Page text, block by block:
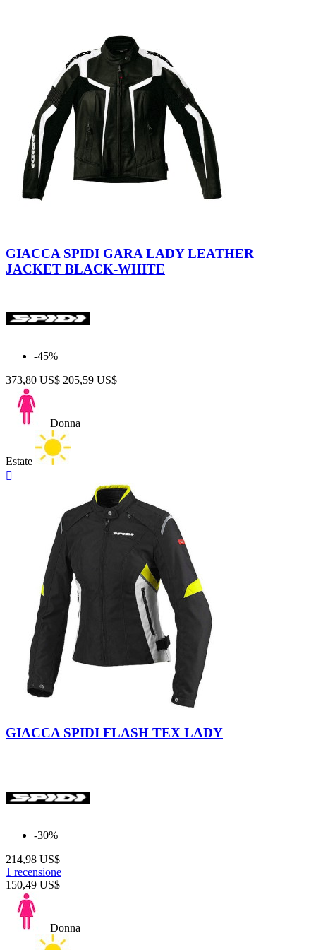
Bianco
GIACCA SPIDI GARA LADY LEATHER
JACKET BLACK-WHITE
-45%
373,80 US$ 205,59 US$
Donna
Estate

Fluo
GIACCA SPIDI FLASH TEX LADY
-30%
214,98 US$
1 recensione
150,49 US$
Donna